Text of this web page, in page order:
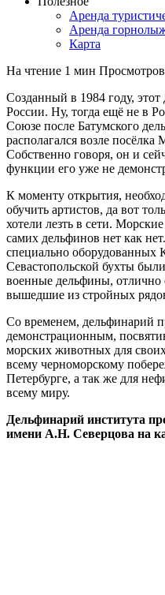
Аренда
Аренда
Карта
На чтение 1 мин Просмотров
Созданный в 1984 году,
России. Ну, тогда ещё не в
Союзе после Батумского
располагался возле
Собственно говоря, он и
функции его уже не
К моменту открытия,
обучить артистов, да вот
хотели лезть в сети.
самих дельфинов нет как
специально
Севастопольской бухты
военные дельфины, отлично
вышедшие из стройных
Со временем, дельфинарий
демонстрационным,
морских животных для
всему черноморскому
Петербурге, а так же для
всему миру.
Дельфинарий института
имени А.Н. Северцова на